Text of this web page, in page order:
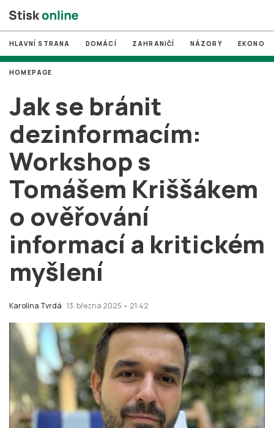
# MUNI
Brno
# volby
login PŘIHLÁSIT SE
Zapomněli jste heslo?
HLAVNÍ STRANA DOMÁCÍ ZAHRANIČÍ NÁZORY
Jak se bránit
dezinformacím:
Workshop s
Tomášem Kriššákem
o ověřování
informací a kritickém
myšlení
Karolína Tvrdá 13. března 2025 • 21:42
HOMEPAGE